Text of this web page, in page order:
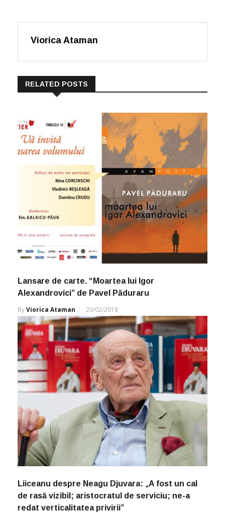
Viorica Ataman
RELATED POSTS
Lansare de carte. “Moartea lui Igor
Alexandrovici” de Pavel Păduraru
ByViorica Ataman 20/02/2018
Liiceanu despre Neagu Djuvara: „A fost un cal
de rasă vizibil; aristocratul de serviciu; ne-a
redat verticalitatea privirii”